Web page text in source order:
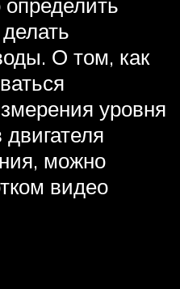
О том, как
уровня
можно
видео